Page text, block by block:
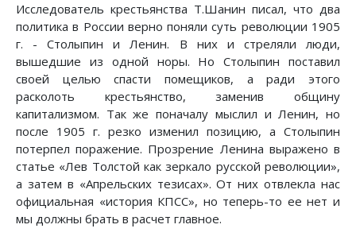
Исследователь крестьянства Т.Шанин писал, что два
политика в России верно поняли суть революции 1905
г. - Столыпин и Ленин. В них и стреляли люди,
вышедшие из одной норы. Но Столыпин поставил
своей целью спасти помещиков, а ради этого
расколоть крестьянство, заменив общину
капитализмом. Так же поначалу мыслил и Ленин, но
после 1905 г. резко изменил позицию, а Столыпин
потерпел поражение. Прозрение Ленина выражено в
статье «Лев Толстой как зеркало русской революции»,
а затем в «Апрельских тезисах». От них отвлекла нас
официальная «история КПСС», но теперь-то ее нет и
мы должны брать в расчет главное.